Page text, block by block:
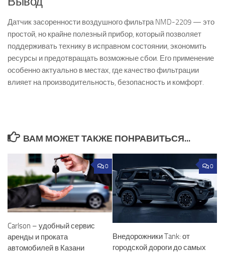
Датчик засоренности воздушного фильтра NMD-2209 — это
простой, но крайне полезный прибор, который позволяет
поддерживать технику в исправном состоянии, экономить
ресурсы и предотвращать возможные сбои. Его применение
особенно актуально в местах, где качество фильтрации
влияет на производительность, безопасность и комфорт.
ВАМ МОЖЕТ ТАКЖЕ ПОНРАВИТЬСЯ...
0
Carlson – удобный сервис
аренды и проката
автомобилей в Казани
0
Внедорожники Tank: от
городской дороги до самых